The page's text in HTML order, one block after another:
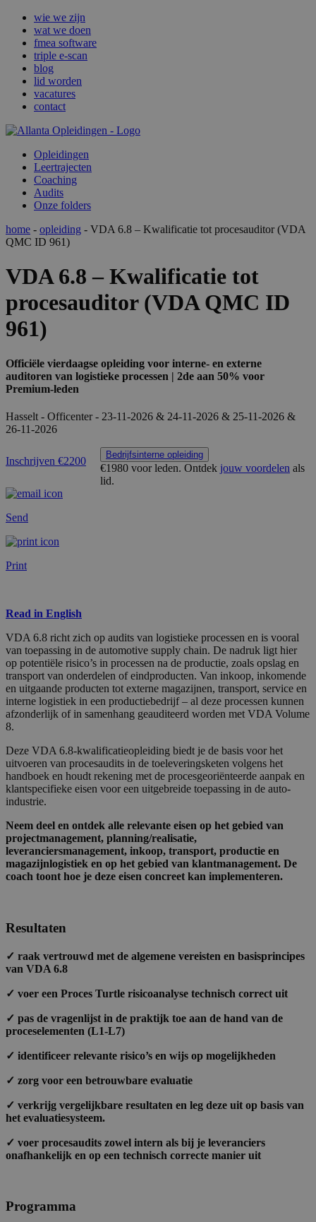
wie we zijn
wat we doen
fmea software
triple e-scan
blog
lid worden
vacatures
contact
Opleidingen
Leertrajecten
Coaching
Audits
Onze folders
home - opleiding - VDA 6.8 – Kwalificatie tot procesauditor (VDA
QMC ID 961)
VDA 6.8 – Kwalificatie tot
procesauditor (VDA QMC ID
961)
Officiële vierdaagse opleiding voor interne- en externe
auditoren van logistieke processen | 2de aan 50% voor
Premium-leden
Hasselt - Officenter - 23-11-2026 & 24-11-2026 & 25-11-2026 &
26-11-2026
Inschrijven €2200
Bedrijfsinterne opleiding
€1980 voor leden. Ontdek jouw voordelen als
lid.
Send
Print
Read in English
VDA 6.8 richt zich op audits van logistieke processen en is vooral
van toepassing in de automotive supply chain. De nadruk ligt hier
op potentiële risico’s in processen na de productie, zoals opslag en
transport van onderdelen of eindproducten. Van inkoop, inkomende
en uitgaande producten tot externe magazijnen, transport, service en
interne logistiek in een productiebedrijf – al deze processen kunnen
afzonderlijk of in samenhang geauditeerd worden met VDA Volume
8.
Deze VDA 6.8-kwalificatieopleiding biedt je de basis voor het
uitvoeren van procesaudits in de toeleveringsketen volgens het
handboek en houdt rekening met de procesgeoriënteerde aanpak en
klantspecifieke eisen voor een uitgebreide toepassing in de auto-
industrie.
Neem deel en ontdek alle relevante eisen op het gebied van
projectmanagement, planning/realisatie,
leveranciersmanagement, inkoop, transport, productie en
magazijnlogistiek en op het gebied van klantmanagement. De
coach toont hoe je deze eisen concreet kan implementeren.
Resultaten
✓ raak vertrouwd met de algemene vereisten en basisprincipes
van VDA 6.8
✓ voer een Proces Turtle risicoanalyse technisch correct uit
✓ pas de vragenlijst in de praktijk toe aan de hand van de
proceselementen (L1-L7)
✓ identificeer relevante risico’s en wijs op mogelijkheden
✓ zorg voor een betrouwbare evaluatie
✓ verkrijg vergelijkbare resultaten en leg deze uit op basis van
het evaluatiesysteem.
✓ voer procesaudits zowel intern als bij je leveranciers
onafhankelijk en op een technisch correcte manier uit
Programma